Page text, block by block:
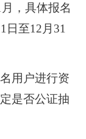
，具体报名
日至12月31
用户进行资
是否公证抽